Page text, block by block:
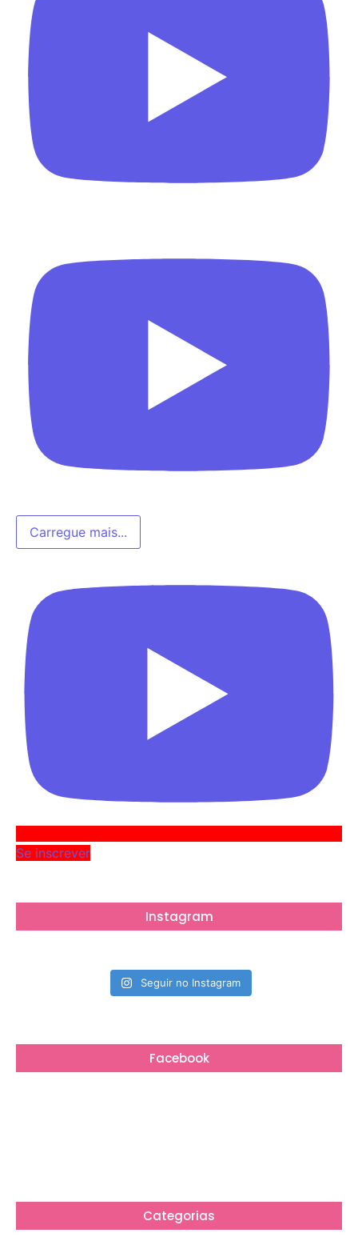
Carregue mais...
Se inscrever
Instagram
Seguir no Instagram
Facebook
Categorias